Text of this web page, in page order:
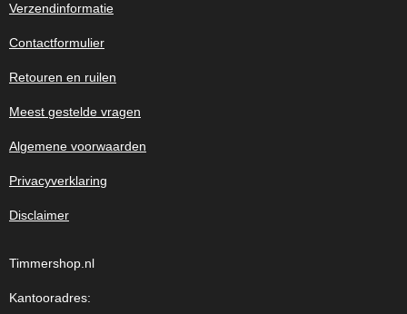
Verzendinformatie
Contactformulier
Retouren en ruilen
Meest gestelde vragen
Algemene voorwaarden
Privacyverklaring
Disclaimer
Timmershop.nl
Kantooradres: